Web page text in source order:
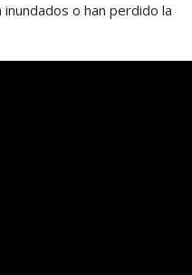
o han perdido la